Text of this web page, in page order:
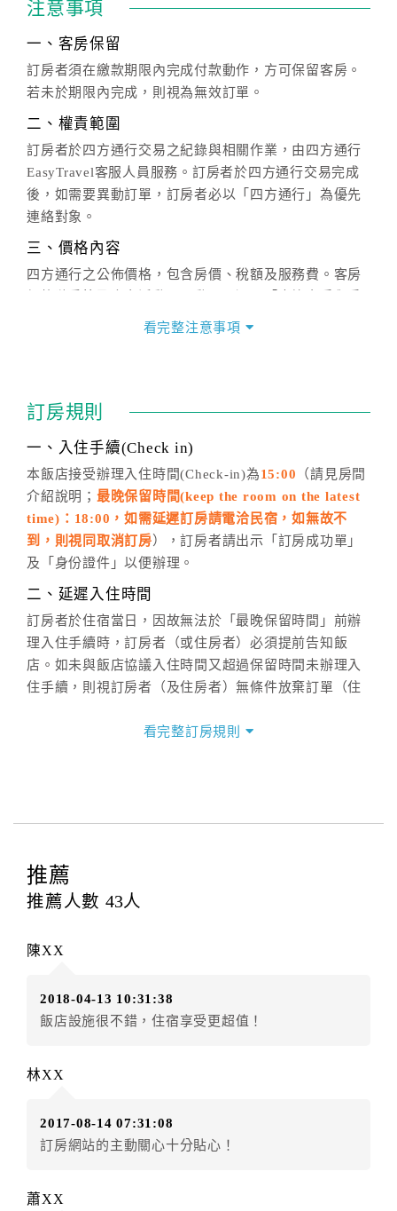
注意事項
一、客房保留
訂房者須在繳款期限內完成付款動作，方可保留客房。
若未於期限內完成，則視為無效訂單。
二、權責範圍
訂房者於四方通行交易之紀錄與相關作業，由四方通行
EasyTravel客服人員服務。訂房者於四方通行交易完成
後，如需要異動訂單，訂房者必以「四方通行」為優先
連絡對象。
三、價格內容
四方通行之公佈價格，包含房價、稅額及服務費。客房
價」之當日價格為標準。
話方式異動訂單。
※非客服時間之申辦異動，皆為次日計算及辦理。
五、客服時間
週一至週日，上午9:00～晚上6:00
六、聯絡方式
週一至週日： 客服聯絡單 、
看完整注意事項
訂房規則
一、入住手續(Check in)
本飯店接受辦理入住時間(Check-in)為15:00 （請見房間
介紹說明； 最晚保留時間(keep the room on the latest
time)：18:00，如需延遲訂房請電洽民宿，如無故不
到，則視同取消訂房），訂房者請出示「訂房成功單」
及「身份證件」以便辦理。
二、延遲入住時間
訂房者於住宿當日，因故無法於「最晚保留時間」前辦
理入住手續時，訂房者（或住房者）必須提前告知飯
店。如未與飯店協議入住時間又超過保留時間未辦理入
住手續，則視訂房者（及住房者）無條件放棄訂單（住
三、退房手續(Check out)
訂房者因故取消訂單辦理退款，依下列標準申辦：
◎住房日1天前辦理者，訂單費用扣除總計100%為手續
費
◎住房日當日不得辦理。
之訂金將全額沒收。
異動訂單，違者將沒收全額房費，敬請消費者謹慎訂房
住房當日遇颱風、地震等不可抗拒因素時（以氣象局發
更住房日期或退費處理之。待飯店確認無誤後，可辦理
看完整訂房規則
推薦
推薦人數 43人
陳XX
2018-04-13 10:31:38
飯店設施很不錯，住宿享受更超值！
林XX
2017-08-14 07:31:08
訂房網站的主動關心十分貼心！
蕭XX